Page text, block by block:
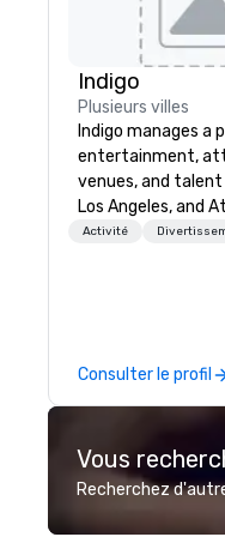
Indigo
Plusieurs villes
Indigo manages a
entertainment,
venues, and talent
Los Angeles, and
specialize in
Producers to
direct line of
unparalleled
Activité
Consulter le profil
Vous
Recherchez